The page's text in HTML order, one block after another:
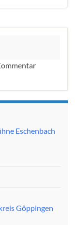
Eschenbach
Göppingen